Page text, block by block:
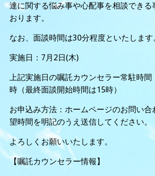
達に関する悩み事や心配事を相談できる
おります。
なお、面談時間は30分程度といたします
実施日：7月2日(木)
上記実施日の嘱託カウンセラー常駐時間
時（最終面談開始時間は15時）
お申込み方法：ホームページのお問い合
望時間を明記のうえ送信してください。
よろしくお願いいたします。
【嘱託カウンセラー情報】